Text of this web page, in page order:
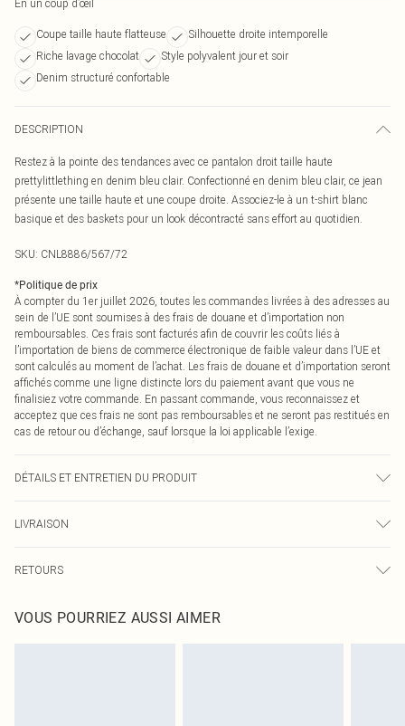
En un coup d’œil
Coupe taille haute flatteuse
Silhouette droite intemporelle
Riche lavage chocolat
Style polyvalent jour et soir
Denim structuré confortable
DESCRIPTION
Restez à la pointe des tendances avec ce pantalon droit taille haute
prettylittlething en denim bleu clair. Confectionné en denim bleu clair, ce jean
présente une taille haute et une coupe droite. Associez-le à un t-shirt blanc
basique et des baskets pour un look décontracté sans effort au quotidien.
SKU: CNL8886/567/72
*Politique de prix
À compter du 1er juillet 2026, toutes les commandes livrées à des adresses au
sein de l’UE sont soumises à des frais de douane et d’importation non
remboursables. Ces frais sont facturés afin de couvrir les coûts liés à
l’importation de biens de commerce électronique de faible valeur dans l’UE et
sont calculés au moment de l’achat. Les frais de douane et d’importation seront
affichés comme une ligne distincte lors du paiement avant que vous ne
finalisiez votre commande. En passant commande, vous reconnaissez et
acceptez que ces frais ne sont pas remboursables et ne seront pas restitués en
cas de retour ou d’échange, sauf lorsque la loi applicable l’exige.
DÉTAILS ET ENTRETIEN DU PRODUIT
déteindre.
LIVRAISON
Livraison express France
Jusqu'à 2-3 jours ouvrables
RETOURS
pour nous retourner un article.
Veuillez noter que nous ne pouvons pas rembourser les masques tendance, les
VOUS POURRIEZ AUSSI AIMER